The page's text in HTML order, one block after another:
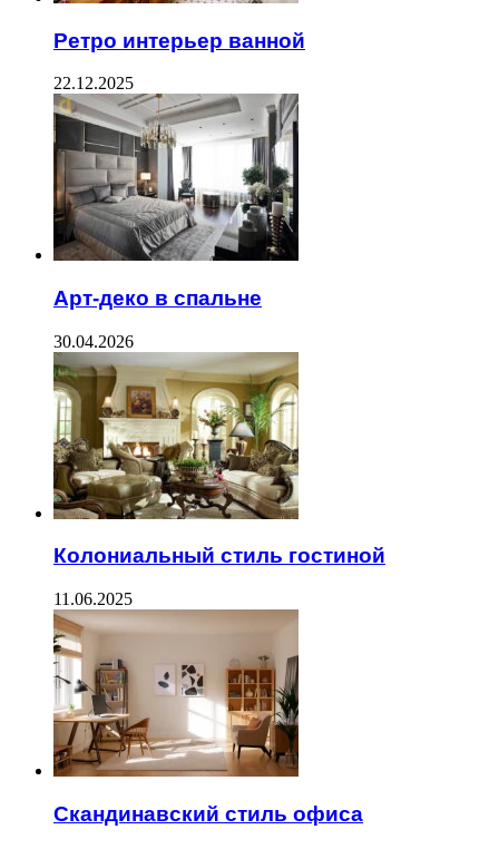
Ретро интерьер ванной
22.12.2025
Арт-деко в спальне
30.04.2026
Колониальный стиль гостиной
11.06.2025
Скандинавский стиль офиса